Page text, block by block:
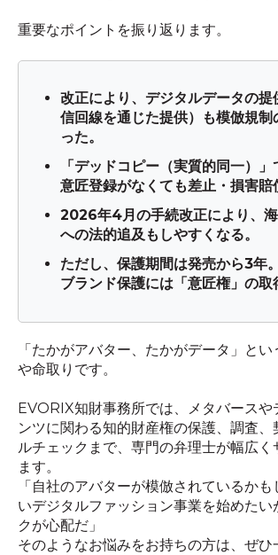
重要なポイントを振り返ります。
改正により、デジタルデータの提
信回線を通じた提供）も模倣規制
った。
「デッドコピー（実質的同一）」
意匠登録がなくても差止・損害賠
2026年4月の手続改正により、
への法的追及もしやすくなる。
ただし、保護期間は発売から3年
ブランド保護には「意匠権」の取
「たかがアバター、たかがデータ」と
や命取りです。
EVORIX知財事務所では、メタバースや
ンツに関わる知的財産権の保護、調査
ルチェックまで、専門の弁理士が幅広く
ます。
「自社のアバターが模倣されているか
いデジタルファッション事業を始めたい
クが心配だ」
そのようなお悩みをお持ちの方は、ぜひ